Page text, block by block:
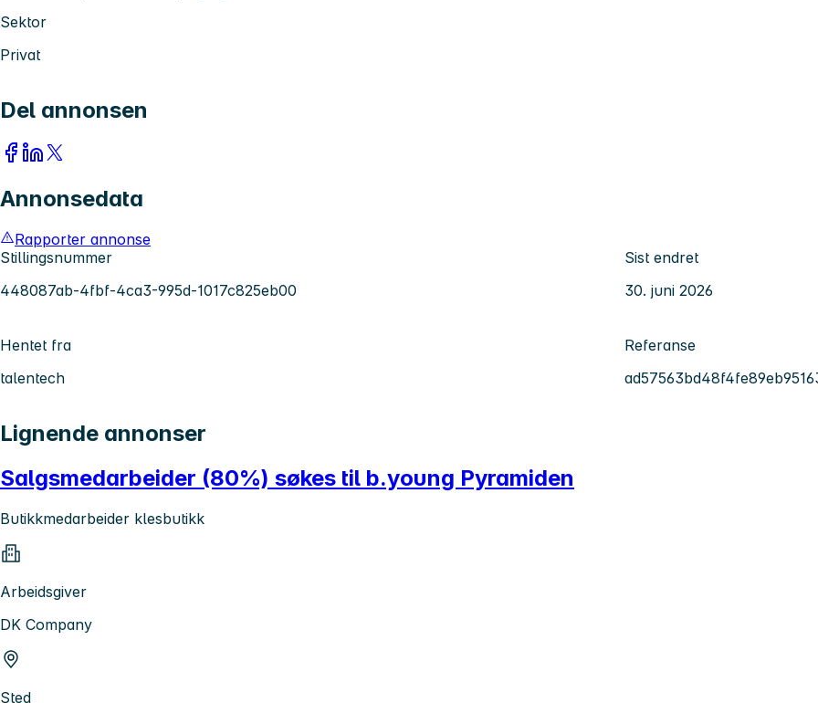
Sektor
Privat
Del annonsen
Annonsedata
Rapporter annonse
Stillingsnummer
448087ab-4fbf-4ca3-995d-1017c825eb00
Sist endret
30. juni 2026
Hentet fra
talentech
Referanse
Lignende annonser
Salgsmedarbeider (80%) søkes til b.young Pyramiden
Butikkmedarbeider klesbutikk
Arbeidsgiver
DK Company
Sted